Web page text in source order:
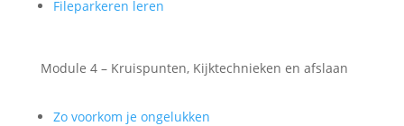
Fileparkeren leren
Module 4 – Kruispunten, Kijktechnieken en afslaan
Zo voorkom je ongelukken